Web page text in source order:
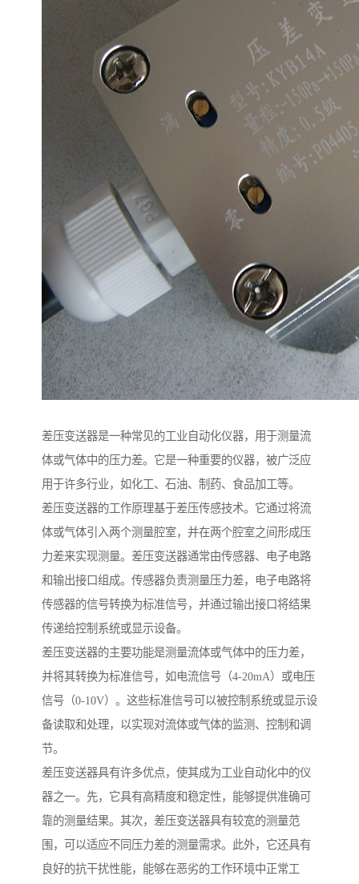
差压变送器是一种常见的工业自动化仪器，用于测量流
体或气体中的压力差。它是一种重要的仪器，被广泛应
用于许多行业，如化工、石油、制药、食品加工等。
差压变送器的工作原理基于差压传感技术。它通过将流
体或气体引入两个测量腔室，并在两个腔室之间形成压
力差来实现测量。差压变送器通常由传感器、电子电路
和输出接口组成。传感器负责测量压力差，电子电路将
传感器的信号转换为标准信号，并通过输出接口将结果
传递给控制系统或显示设备。
差压变送器的主要功能是测量流体或气体中的压力差，
并将其转换为标准信号，如电流信号（4-20mA）或电压
信号（0-10V）。这些标准信号可以被控制系统或显示设
备读取和处理，以实现对流体或气体的监测、控制和调
节。
差压变送器具有许多优点，使其成为工业自动化中的仪
器之一。先，它具有高精度和稳定性，能够提供准确可
靠的测量结果。其次，差压变送器具有较宽的测量范
围，可以适应不同压力差的测量需求。此外，它还具有
良好的抗干扰性能，能够在恶劣的工作环境中正常工